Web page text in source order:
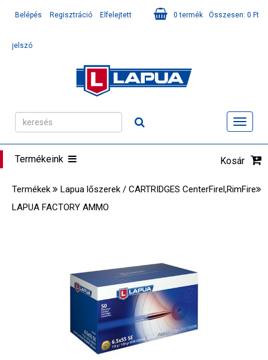
Összesen: 0 Ft
0 termék
Belépés Regisztráció Elfelejtett
jelszó
Termékeink Kosár
Termékek
Lapua lőszerek / CARTRIDGES CenterFirel,RimFire
LAPUA FACTORY AMMO